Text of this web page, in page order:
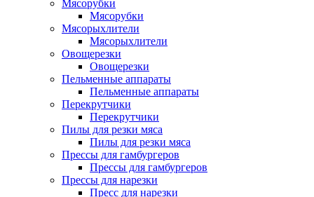
Мясорубки
Мясорубки
Мясорыхлители
Мясорыхлители
Овощерезки
Овощерезки
Пельменные аппараты
Пельменные аппараты
Перекрутчики
Перекрутчики
Пилы для резки мяса
Пилы для резки мяса
Прессы для гамбургеров
Прессы для гамбургеров
Прессы для нарезки
Пресс для нарезки